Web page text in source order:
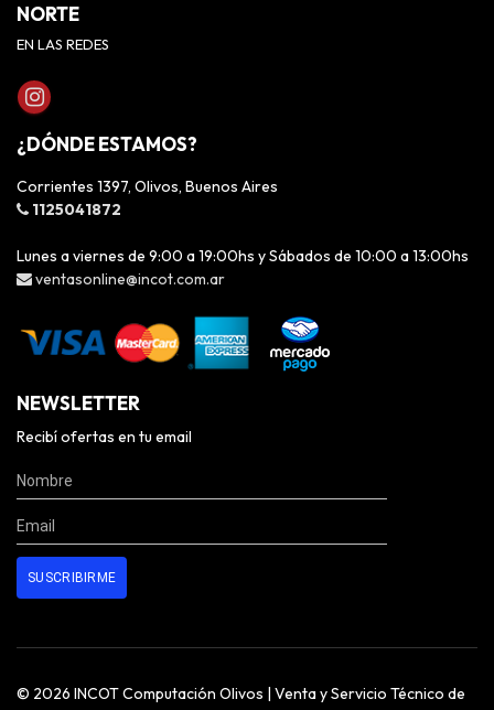
NORTE
EN LAS REDES
¿DÓNDE ESTAMOS?
Corrientes 1397, Olivos, Buenos Aires
1125041872
Lunes a viernes de 9:00 a 19:00hs y Sábados de 10:00 a 13:00hs
ventasonline@incot.com.ar
NEWSLETTER
Recibí ofertas en tu email
© 2026 INCOT Computación Olivos | Venta y Servicio Técnico de